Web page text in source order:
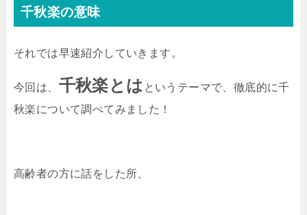
千秋楽の意味
それでは早速紹介していきます。
今回は、 千秋楽とは というテーマで、徹底的に千
秋楽について調べてみました！
高齢者の方に話をした所、